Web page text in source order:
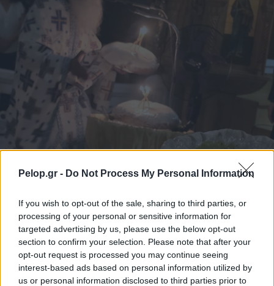
Pelop.gr - Do Not Process My Personal Information
If you wish to opt-out of the sale, sharing to third parties, or
processing of your personal or sensitive information for
targeted advertising by us, please use the below opt-out
section to confirm your selection. Please note that after your
opt-out request is processed you may continue seeing
interest-based ads based on personal information utilized by
us or personal information disclosed to third parties prior to
Πάτρα: Με κατάνυξη η Ιερά Αγρυπνία για τη
Μεταμόρφωση του Σωτήρος στην Αγία Τριάδα ΦΩΤΟ